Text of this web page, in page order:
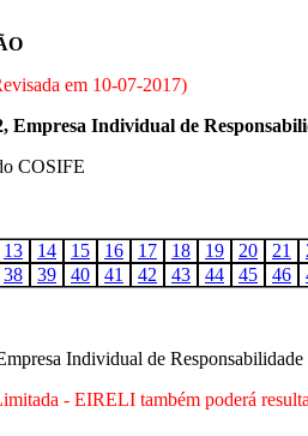
em 10-07-2017)
Empresa Individual de
COSIFE
13 14 15 16 17 18 19 20 21
38 39 40 41 42 43 44 45 46
Individual de
- EIRELI também poderá